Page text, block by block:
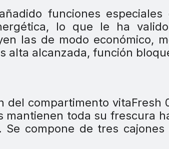
funciones especiales
lo que le ha
las de modo económico,
alta alcanzada, función
del compartimento vitaFresh
mantienen toda su frescura
compone de tres cajones